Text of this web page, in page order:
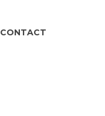
CONTACT